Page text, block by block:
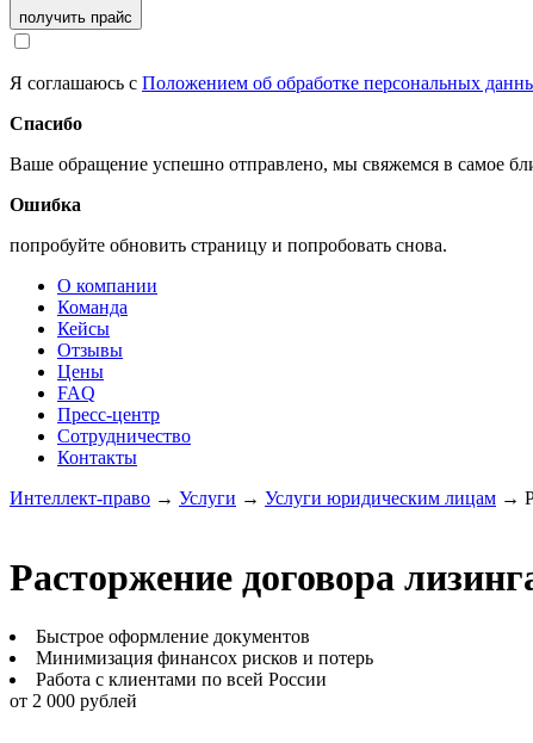
получить прайс
Я соглашаюсь с Положением об обработке персональных
Спасибо
Ваше обращение успешно отправлено, мы свяжемся в самое
Ошибка
попробуйте обновить страницу и попробовать снова.
О компании
Команда
Кейсы
Отзывы
Цены
FAQ
Пресс-центр
Сотрудничество
Контакты
Интеллект-право → Услуги → Услуги юридическим лицам →
Расторжение договора
Быстрое оформление документов
Минимизация финансох рисков и потерь
Работа с клиентами по всей России
от 2 000 рублей